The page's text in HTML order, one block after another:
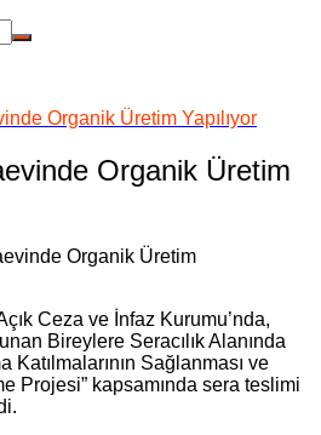
Organik Üretim Yapılıyor
Organik Üretim
Ceza ve İnfaz Kurumu’nda,
Bireylere Seracılık Alanında
Katılmalarının Sağlanması ve
Projesi” kapsamında sera teslimi